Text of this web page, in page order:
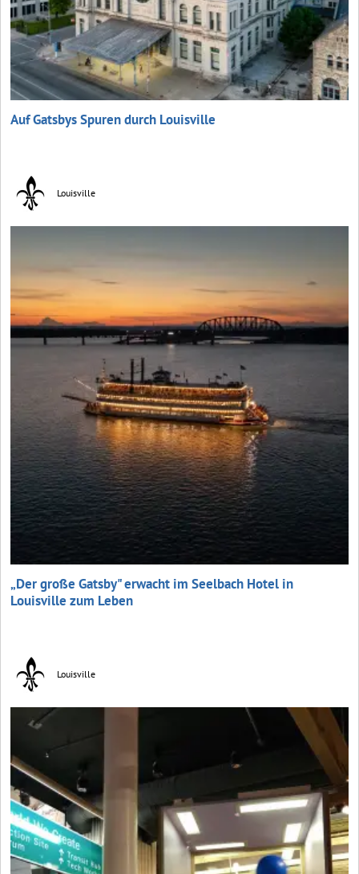
Auf Gatsbys Spuren durch Louisville
Louisville
„Der große Gatsby" erwacht im Seelbach Hotel in
Louisville zum Leben
Louisville